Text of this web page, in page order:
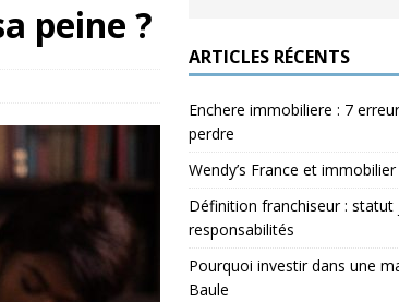
peine ?
ARTICLES RÉCENTS
Enchere immobiliere : 7
perdre
Wendy’s France et
Définition franchiseur : statut
responsabilités
Pourquoi investir dans une
Baule